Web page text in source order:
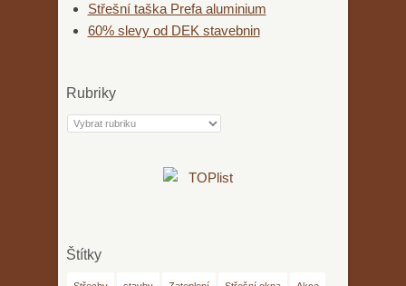
Střešní taška Prefa aluminium
60% slevy od DEK stavebnin
Rubriky
Rubriky
Štítky